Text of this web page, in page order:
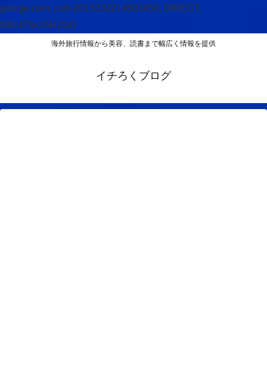
google.com, pub-2015332214601450, DIRECT,
f08c47fec0942fa0
海外旅行情報から美容、読書まで幅広く情報を提供
イチろくブログ